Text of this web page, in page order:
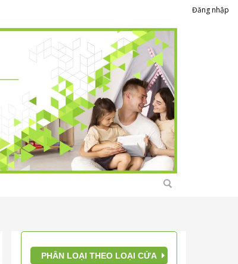
Đăng nhập
PHÂN LOẠI THEO LOẠI CỬA